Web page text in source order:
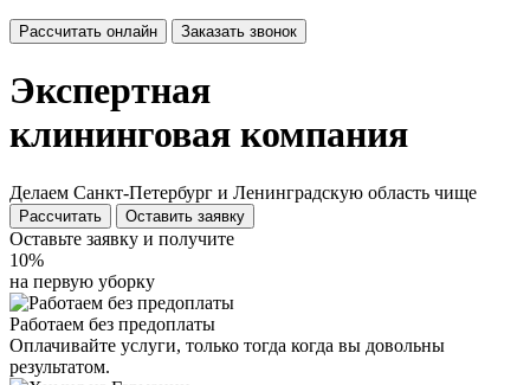
Рассчитать онлайн Заказать звонок
Экспертная
клининговая компания
Делаем Санкт-Петербург и Ленинградскую область чище
Рассчитать Оставить заявку
Оставьте заявку и получите
10%
на первую уборку
Работаем без предоплаты
Оплачивайте услуги, только тогда когда вы довольны
результатом.